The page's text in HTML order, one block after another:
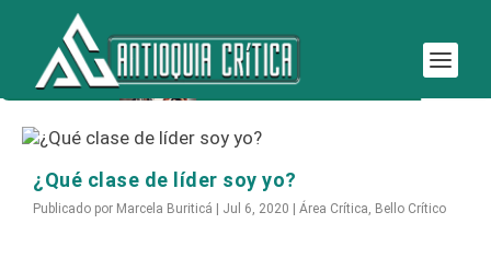
Etiqueta:
¿Qué clase de líder soy yo?
Publicado por Marcela Buriticá | Jul 6, 2020 | Área Crítica Bello Crítico